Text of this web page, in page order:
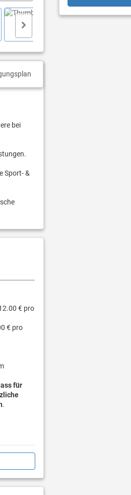
bei
Sport- &
€ pro
€ pro
für
.
carte